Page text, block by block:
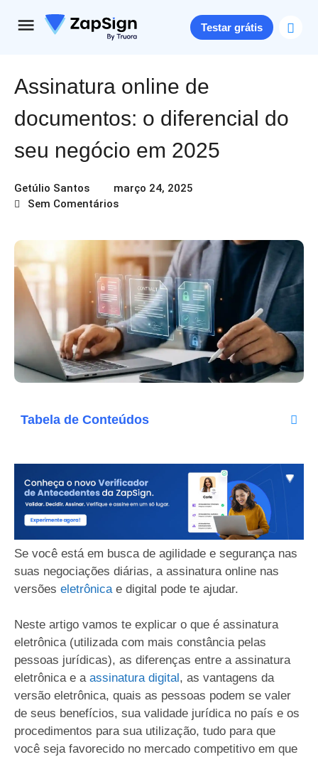
Testar grátis
Assinatura online de
documentos: o diferencial do
seu negócio em 2025
Getúlio Santos
março 24, 2025
Sem Comentários
Tabela de Conteúdos
Se você está em busca de agilidade e segurança nas
suas negociações diárias, a assinatura online nas
versões eletrônica e digital pode te ajudar.
Neste artigo vamos te explicar o que é assinatura
eletrônica (utilizada com mais constância pelas
pessoas jurídicas), as diferenças entre a assinatura
eletrônica e a assinatura digital , as vantagens da
versão eletrônica, quais as pessoas podem se valer
de seus benefícios, sua validade jurídica no país e os
procedimentos para sua utilização, tudo para que
você seja favorecido no mercado competitivo em que